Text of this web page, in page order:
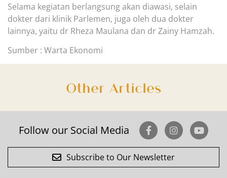
Selama kegiatan berlangsung akan diawasi, selain
dokter dari klinik Parlemen, juga oleh dua dokter
lainnya, yaitu dr Rheza Maulana dan dr Zainy Hamzah.
Sumber : Warta Ekonomi
Other Articles
Follow our Social Media
Subscribe to Our Newsletter